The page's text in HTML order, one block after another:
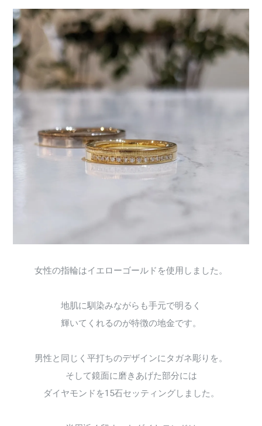
女性の指輪はイエローゴールドを使用しました。
地肌に馴染みながらも手元で明るく
輝いてくれるのが特徴の地金です。
男性と同じく平打ちのデザインにタガネ彫りを。
そして鏡面に磨きあげた部分には
ダイヤモンドを15石セッティングしました。